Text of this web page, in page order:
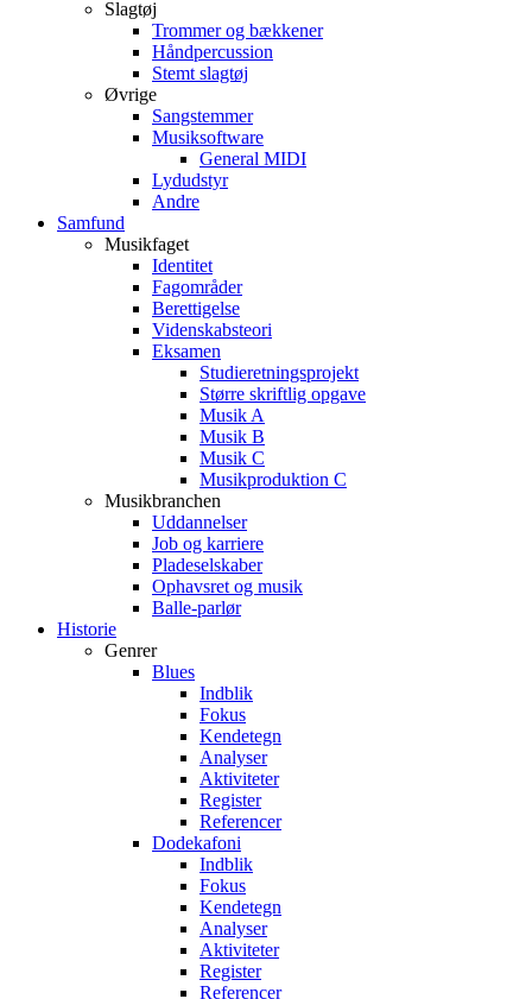
Slagtøj
Trommer og bækkener
Håndpercussion
Stemt slagtøj
Øvrige
Sangstemmer
Musiksoftware
General MIDI
Lydudstyr
Andre
Samfund
Musikfaget
Identitet
Fagområder
Berettigelse
Videnskabsteori
Eksamen
Studieretningsprojekt
Større skriftlig opgave
Musik A
Musik B
Musik C
Musikproduktion C
Musikbranchen
Uddannelser
Job og karriere
Pladeselskaber
Ophavsret og musik
Balle-parlør
Historie
Genrer
Blues
Indblik
Fokus
Kendetegn
Analyser
Aktiviteter
Register
Referencer
Dodekafoni
Indblik
Fokus
Kendetegn
Analyser
Aktiviteter
Register
Referencer